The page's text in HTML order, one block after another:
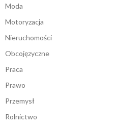
Moda
Motoryzacja
Nieruchomości
Obcojęzyczne
Praca
Prawo
Przemysł
Rolnictwo